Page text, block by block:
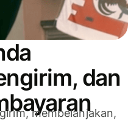
dan
membelanjakan,